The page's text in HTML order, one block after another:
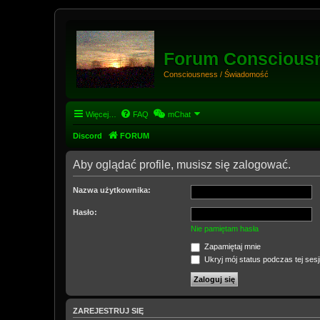
Forum
Consciousness / Świadomość
Więcej… FAQ mChat
Discord FORUM
Aby oglądać profile, musisz się zalogować.
Nazwa użytkownika:
Hasło:
Nie pamiętam hasła
Zapamiętaj mnie
Ukryj mój status podczas tej sesji
ZAREJESTRUJ SIĘ